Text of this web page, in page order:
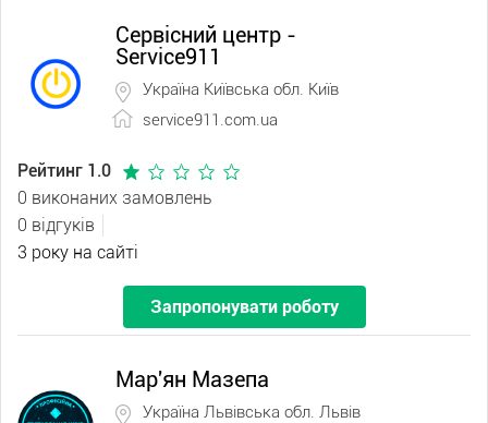
Сервісний центр -
Service911
Україна Київська обл. Київ
service911.com.ua
Рейтинг 1.0
0 виконаних замовлень
0 відгуків
3 року на сайті
Запропонувати роботу
Мар'ян Мазепа
Україна Львівська обл. Львів